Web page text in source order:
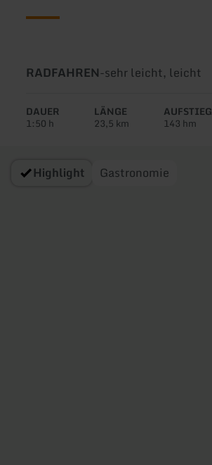
Art
Tour:
RADFAHREN-Schwierigkeit:
sehr leicht, leicht
DAUER
1:50 h
LÄNGE
23,5 km
AUFSTIEG
143 hm
Highlight Gastronomie